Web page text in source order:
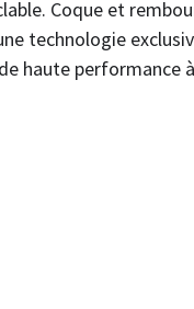
Coque et
technologie
haute performance